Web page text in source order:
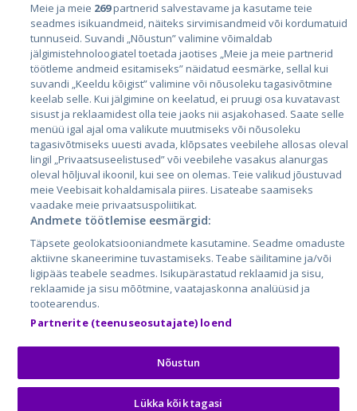
Riigid
Eesti
Läti
Leedu
City24.lv
City24.ee
GetaPro.lv
GetaPro.ee
Autoplius.lt
Aruodas.lt
CVbankas.lt
Kainos.lt
Paslaugos.lt
auto24.ee
Osta.ee
KuldneBörs.ee
Meie ja meie 269partnerid salvestavame ja kasutame teie
seadmes isikuandmeid, näiteks sirvimisandmeid või kordumatuid
tunnuseid. Suvandi „Nõustun” valimine võimaldab
jälgimistehnoloogiatel toetada jaotises „Meie ja meie partnerid
töötleme andmeid esitamiseks” näidatud eesmärke, sellal kui
suvandi „Keeldu kõigist” valimine või nõusoleku tagasivõtmine
keelab selle. Kui jälgimine on keelatud, ei pruugi osa kuvatavast
sisust ja reklaamidest olla teie jaoks nii asjakohased. Saate selle
menüü igal ajal oma valikute muutmiseks või nõusoleku
tagasivõtmiseks uuesti avada, klõpsates veebilehe allosas oleval
lingil „Privaatsuseelistused” või veebilehe vasakus alanurgas
oleval hõljuval ikoonil, kui see on olemas. Teie valikud jõustuvad
meie Veebisait kohaldamisala piires. Lisateabe saamiseks
vaadake meie privaatsuspoliitikat.
Andmete töötlemise eesmärgid:
Täpsete geolokatsiooniandmete kasutamine. Seadme omaduste
aktiivne skaneerimine tuvastamiseks. Teabe säilitamine ja/või
ligipääs teabele seadmes. Isikupärastatud reklaamid ja sisu,
reklaamide ja sisu mõõtmine, vaatajaskonna analüüsid ja
tootearendus.
Partnerite (teenuseosutajate) loend
Nõustun
Lükka kõik tagasi